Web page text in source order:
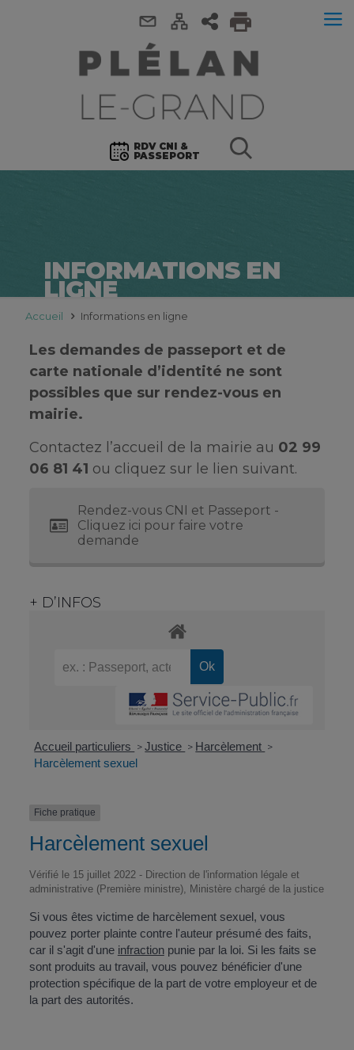
RDV CNI &
PASSEPORT
INFORMATIONS EN
LIGNE
Accueil Informations en ligne
Les demandes de passeport et de
carte nationale d’identité ne sont
possibles que sur rendez-vous en
mairie.
Contactez l’accueil de la mairie au 02 99
06 81 41 ou cliquez sur le lien suivant.
Rendez-vous CNI et Passeport -
Cliquez ici pour faire votre
demande
+ D’INFOS
Accueil particuliers > Justice > Harcèlement >
Harcèlement sexuel
Fiche pratique
Harcèlement sexuel
Vérifié le 15 juillet 2022 - Direction de l'information légale et
administrative (Première ministre), Ministère chargé de la justice
Si vous êtes victime de harcèlement sexuel, vous
pouvez porter plainte contre l'auteur présumé des faits,
car il s'agit d'une infractionpunie par la loi. Si les faits se
sont produits au travail, vous pouvez bénéficier d'une
protection spécifique de la part de votre employeur et de
la part des autorités.